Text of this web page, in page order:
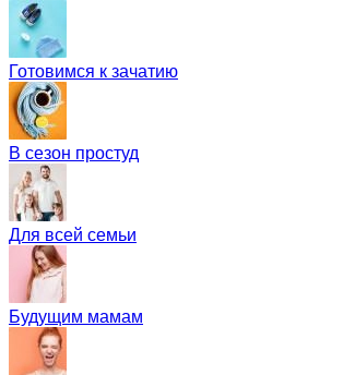
Готовимся к зачатию
В сезон простуд
Для всей семьи
Будущим мамам